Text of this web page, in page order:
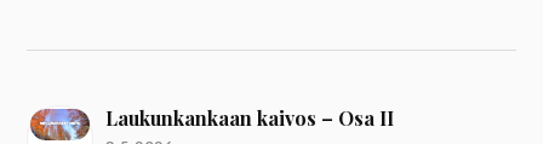
Laukunkankaan kaivos – Osa II